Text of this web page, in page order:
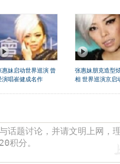
惠妹启动世界巡演 曾
演唱崔健成名作
张惠妹朋克造型
相 世界巡演京启